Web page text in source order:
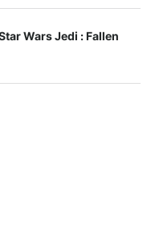
Wars Jedi : Fallen